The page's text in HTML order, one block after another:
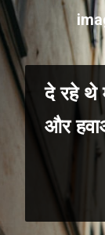
दे रहे थे
और